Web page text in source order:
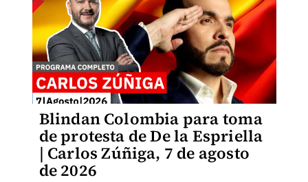
Blindan Colombia para toma
de protesta de De la Espriella
| Carlos Zúñiga, 7 de agosto
de 2026